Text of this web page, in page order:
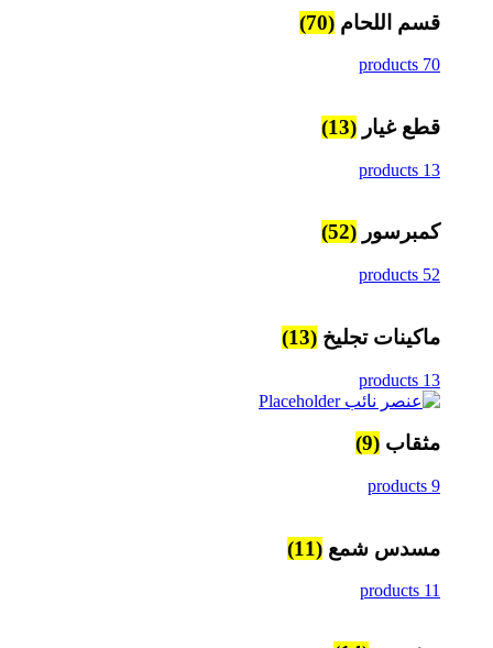
قسم اللحام (70)
70 products
قطع غيار (13)
13 products
كمبرسور (52)
52 products
ماكينات تجليخ (13)
13 products
مثقاب (9)
9 products
مسدس شمع (11)
11 products